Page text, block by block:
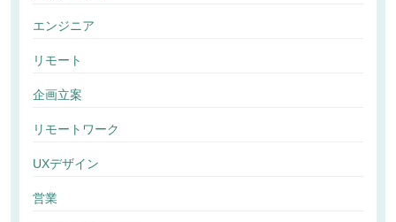
エンジニア
リモート
企画立案
リモートワーク
UXデザイン
営業